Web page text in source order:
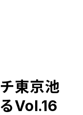
東京池
Vol.16